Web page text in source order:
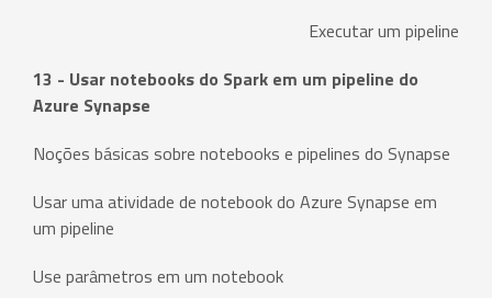
Executar um pipeline
13 - Usar notebooks do Spark em um pipeline do
Azure Synapse
Noções básicas sobre notebooks e pipelines do Synapse
Usar uma atividade de notebook do Azure Synapse em
um pipeline
Use parâmetros em um notebook